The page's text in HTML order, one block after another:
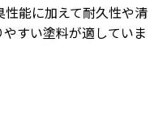
能に加えて耐久性や清
すい塗料が適していま